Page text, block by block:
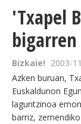
'Txapel
Bizkaie! 2003-
Azken buruan,
Euskaldunon
laguntzinoa
barriz,